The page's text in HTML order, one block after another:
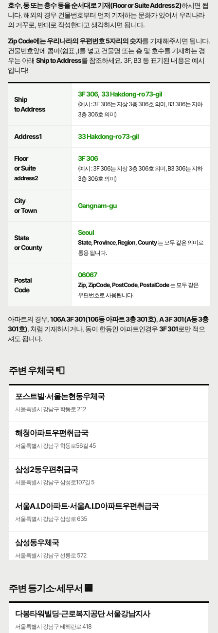
호수, 동 또는 층수 동을 순서대로 기재(Floor or Suite Address2)하시면 됩
니다. 해외의 경우 건물번호부터 먼저 기재하는 문화가 있어서 우리나라
의 거꾸로, 반대로 작성한다고 생각하시면 됩니다.
Zip Code에는 우리나라의 우편번호 5자리의 숫자를 기재해주시면 됩니다.
건물번호앞에 콤마(쉼표 ,)를 넣고 건물명 또는 층 및 호수를 기재하는 경
우는 아래Ship to Address를 참조하세요. 3F, B3 등 표기된 내용은 예시
입니다!
Ship
to Address
3F 306, 33 Hakdong-ro 73-gil
(예시 : 3F 306는 지상 3층 306호 의미, B3 306는 지하
3층 306호 의미)
Address1 33 Hakdong-ro 73-gil
Floor
or Suite
address2
3F 306
(예시 : 3F 306는 지상 3층 306호 의미, B3 306는 지하
3층 306호 의미)
City
or Town
Gangnam-gu
State
or County
Seoul
State, Province, Region, County는 모두 같은 의미로
통용 됩니다.
Postal
Code
06067
Zip, ZipCode, PostCode, PostalCode는 모두 같은
우편번호로 사용됩니다.
아파트의 경우,106A 3F 301(106동 아파트 3층 301호),A 3F 301(A동 3층
301호), 처럼 기재하시거나, 동이 한동인 아파트인경우3F 301로만 적으
셔도 됩니다.
주변 우체국 📮
포스트빌·서울논현동우체국
서울특별시 강남구 학동로 212
해청아파트우편취급국
서울특별시 강남구 학동로56길 45
삼성2동우편취급국
서울특별시 강남구 삼성로107길 5
서울A.I.D아파트·서울A.I.D아파트우편취급국
서울특별시 강남구 삼성로 635
삼성동우체국
서울특별시 강남구 선릉로 572
서울특별시 강남구 도산대로 507
코엑스
서울특별시 강남구 영동대로 513
주변 등기소·세무서 🏢
다봉타워빌딩·근로복지공단 서울강남지사
서울특별시 강남구 테헤란로 418